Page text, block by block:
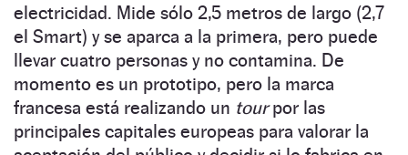
electricidad. Mide sólo 2,5 metros de largo (2,7
el Smart) y se aparca a la primera, pero puede
llevar cuatro personas y no contamina. De
momento es un prototipo, pero la marca
francesa está realizando un tourpor las
principales capitales europeas para valorar la